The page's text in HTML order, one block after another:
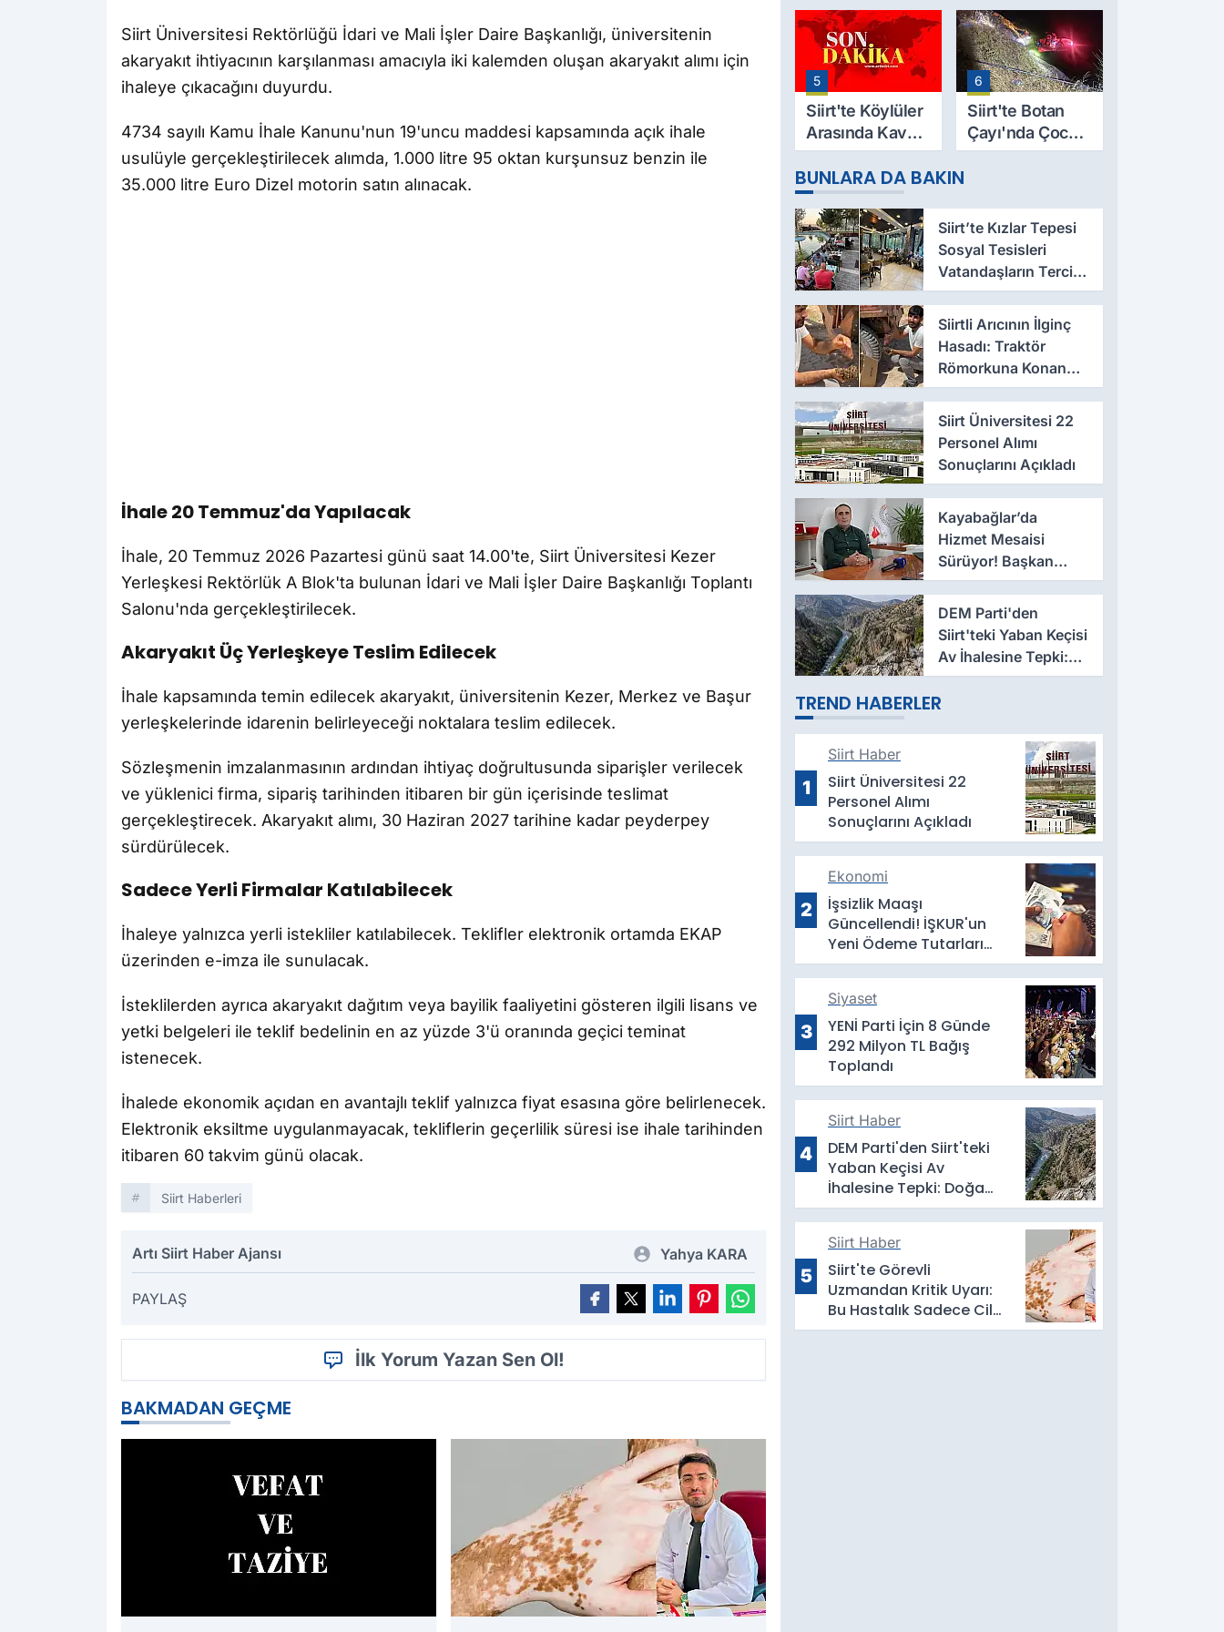
Siirt Üniversitesi Rektörlüğü İdari ve Mali İşler Daire Başkanlığı, üniversitenin
akaryakıt ihtiyacının karşılanması amacıyla iki kalemden oluşan akaryakıt alımı için
ihaleye çıkacağını duyurdu.
4734 sayılı Kamu İhale Kanunu'nun 19'uncu maddesi kapsamında açık ihale
usulüyle gerçekleştirilecek alımda, 1.000 litre 95 oktan kurşunsuz benzin ile
35.000 litre Euro Dizel motorin satın alınacak.
İhale 20 Temmuz'da Yapılacak
İhale, 20 Temmuz 2026 Pazartesi günü saat 14.00'te, Siirt Üniversitesi Kezer
Yerleşkesi Rektörlük A Blok'ta bulunan İdari ve Mali İşler Daire Başkanlığı Toplantı
Salonu'nda gerçekleştirilecek.
Akaryakıt Üç Yerleşkeye Teslim Edilecek
İhale kapsamında temin edilecek akaryakıt, üniversitenin Kezer, Merkez ve Başur
yerleşkelerinde idarenin belirleyeceği noktalara teslim edilecek.
Sözleşmenin imzalanmasının ardından ihtiyaç doğrultusunda siparişler verilecek
ve yüklenici firma, sipariş tarihinden itibaren bir gün içerisinde teslimat
gerçekleştirecek. Akaryakıt alımı, 30 Haziran 2027 tarihine kadar peyderpey
sürdürülecek.
Sadece Yerli Firmalar Katılabilecek
İhaleye yalnızca yerli istekliler katılabilecek. Teklifler elektronik ortamda EKAP
üzerinden e-imza ile sunulacak.
İsteklilerden ayrıca akaryakıt dağıtım veya bayilik faaliyetini gösteren ilgili lisans ve
yetki belgeleri ile teklif bedelinin en az yüzde 3'ü oranında geçici teminat
istenecek.
İhalede ekonomik açıdan en avantajlı teklif yalnızca fiyat esasına göre belirlenecek.
Elektronik eksiltme uygulanmayacak, tekliflerin geçerlilik süresi ise ihale tarihinden
itibaren 60 takvim günü olacak.
Siirt Haberleri
Artı Siirt Haber Ajansı Yahya KARA
PAYLAŞ
İlk Yorum Yazan Sen Ol!
BAKMADAN GEÇME
39 Yaşındaki
Mesut Yıldız
Hayatını
Kaybetti
Evinde Ölü
Bulundu
5
Siirt'te Köylüler
Arasında Kavga:
2 Yaralı, Birinin
Durumu Ağır
6
Siirt'te Botan
Çayı'nda Çocuk
Cesedi Bulundu
BUNLARA DA BAKIN
Siirt’te Kızlar Tepesi
Sosyal Tesisleri
Vatandaşların Tercih
Noktası Oluyor
Siirtli Arıcının İlginç
Hasadı: Traktör
Römorkuna Konan
Oğul Arıları Ellerine
Aldı
Siirt Üniversitesi 22
Personel Alımı
Sonuçlarını Açıkladı
Kayabağlar’da
Hizmet Mesaisi
Sürüyor! Başkan
Hasan Nas Yeni
Çalışmaları Anlattı
DEM Parti'den
Siirt'teki Yaban Keçisi
Av İhalesine Tepki:
Doğa Satılık Değildir
TREND HABERLER
1
Siirt Haber
Siirt Üniversitesi 22
Personel Alımı
Sonuçlarını Açıkladı
2
Ekonomi
İşsizlik Maaşı
Güncellendi! İŞKUR'un
Yeni Ödeme Tutarları
Belli Oldu
3
Siyaset
YENİ Parti İçin 8 Günde
292 Milyon TL Bağış
Toplandı
4
Siirt Haber
DEM Parti'den Siirt'teki
Yaban Keçisi Av
İhalesine Tepki: Doğa
Satılık Değildir
5
Siirt Haber
Siirt'te Görevli
Uzmandan Kritik Uyarı:
Bu Hastalık Sadece Cildi
Etkilemiyor